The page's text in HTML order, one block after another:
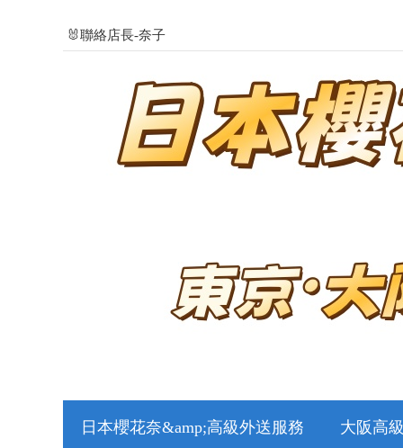
🐰聯絡店長-奈子
日本櫻花奈&amp;高級外送服務 大阪高